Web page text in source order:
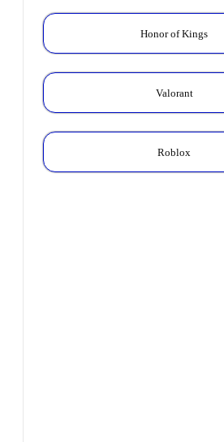
Honor of Kings
Valorant
Roblox